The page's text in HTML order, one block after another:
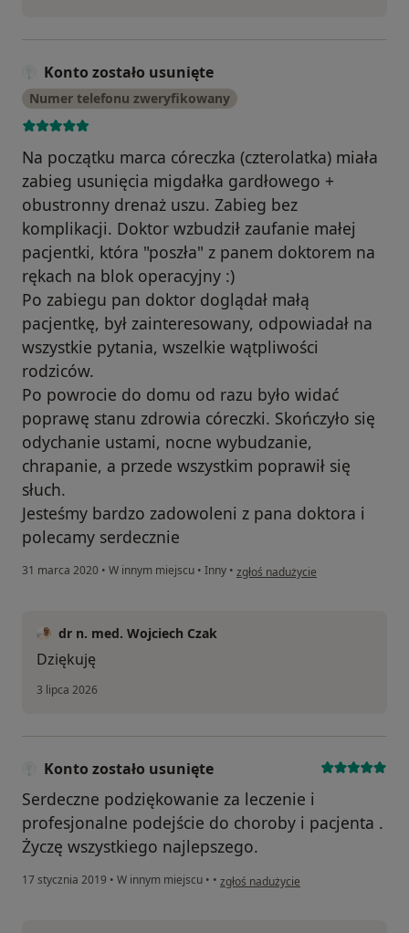
Konto zostało usunięte
Numer telefonu zweryfikowany
Na początku marca córeczka (czterolatka) miała
zabieg usunięcia migdałka gardłowego +
obustronny drenaż uszu. Zabieg bez
komplikacji. Doktor wzbudził zaufanie małej
pacjentki, która "poszła" z panem doktorem na
rękach na blok operacyjny :)
Po zabiegu pan doktor doglądał małą
pacjentkę, był zainteresowany, odpowiadał na
wszystkie pytania, wszelkie wątpliwości
rodziców.
Po powrocie do domu od razu było widać
poprawę stanu zdrowia córeczki. Skończyło się
odychanie ustami, nocne wybudzanie,
chrapanie, a przede wszystkim poprawił się
słuch.
Jesteśmy bardzo zadowoleni z pana doktora i
polecamy serdecznie
31 marca 2020 • W innym miejscu • Inny • w opinii użytkownika Konto
zgłoś nadużycie
dr n. med. Wojciech Czak
Dziękuję
3 lipca 2026
Konto zostało usunięte
Serdeczne podziękowanie za leczenie i
profesjonalne podejście do choroby i pacjenta .
Życzę wszystkiego najlepszego.
17 stycznia 2019 • W innym miejscu • • w opinii użytkownika Konto zostało
zgłoś nadużycie